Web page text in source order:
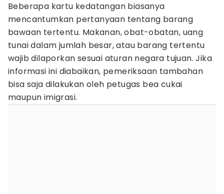
Beberapa kartu kedatangan biasanya
mencantumkan pertanyaan tentang barang
bawaan tertentu. Makanan, obat-obatan, uang
tunai dalam jumlah besar, atau barang tertentu
wajib dilaporkan sesuai aturan negara tujuan. Jika
informasi ini diabaikan, pemeriksaan tambahan
bisa saja dilakukan oleh petugas bea cukai
maupun imigrasi.